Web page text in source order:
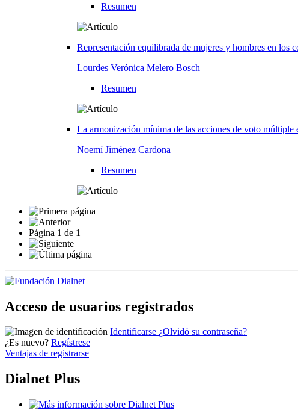
Resumen
Representación equilibrada de mujeres y hombres en los
Lourdes Verónica Melero Bosch
Resumen
La armonización mínima de las acciones de voto múltiple
Noemí Jiménez Cardona
Resumen
Página 1 de 1
Acceso de usuarios registrados
Identificarse ¿Olvidó su contraseña?
¿Es nuevo? Regístrese
Ventajas de registrarse
Dialnet Plus